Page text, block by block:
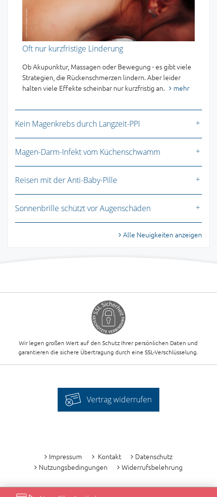
Oft nur kurzfristige Linderung
Ob Akupunktur, Massagen oder Bewegung - es gibt viele
Strategien, die Rückenschmerzen lindern. Aber leider
halten viele Effekte scheinbar nur kurzfristig an.
mehr
Kein Magenkrebs durch Langzeit-PPI
Magen-Darm-Infekt vom Küchenschwamm
Reisen mit der Anti-Baby-Pille
Sonnenbrille schützt vor Augenschäden
Alle Neuigkeiten anzeigen
Wir legen großen Wert auf den Schutz Ihrer persönlichen Daten und
garantieren die sichere Übertragung durch eine SSL-Verschlüsselung.
Vertrag widerrufen
Impressum Kontakt
Datenschutz
Nutzungsbedingungen
Widerrufsbelehrung